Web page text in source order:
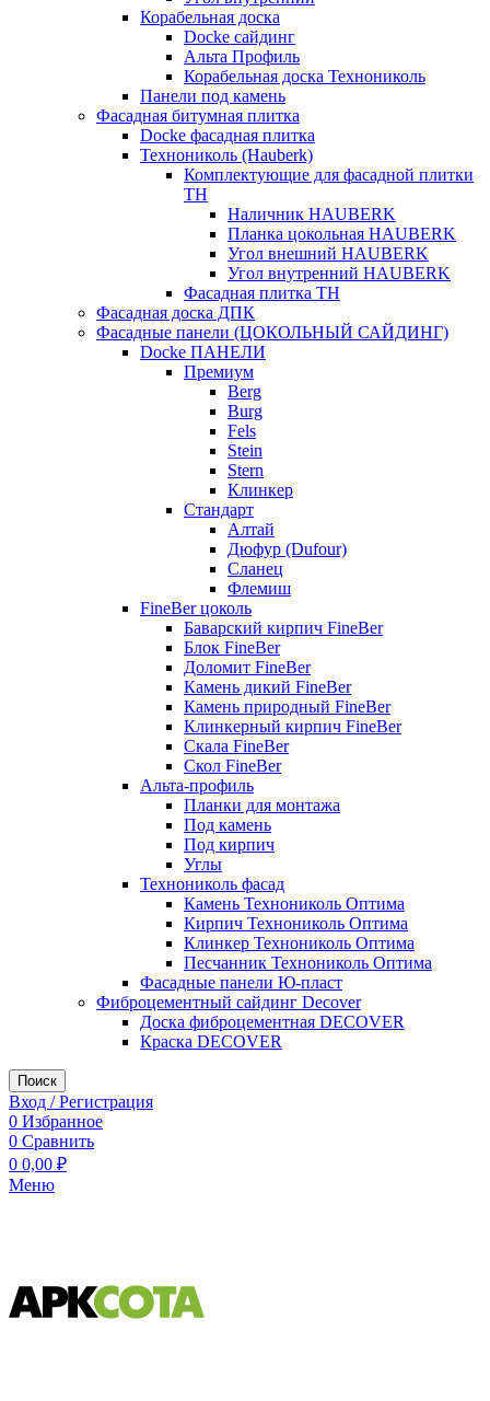
Корабельная доска
Docke сайдинг
Альта Профиль
Корабельная доска Технониколь
Панели под камень
Фасадная битумная плитка
Docke фасадная плитка
Технониколь (Hauberk)
Комплектующие для фасадной плитки
ТН
Наличник HAUBERK
Планка цокольная HAUBERK
Угол внешний HAUBERK
Угол внутренний HAUBERK
Фасадная плитка ТН
Фасадная доска ДПК
Фасадные панели (ЦОКОЛЬНЫЙ САЙДИНГ)
Docke ПАНЕЛИ
Премиум
Berg
Burg
Fels
Stein
Stern
Клинкер
Стандарт
Алтай
Дюфур (Dufour)
Сланец
Флемиш
FineBer цоколь
Баварский кирпич FineBer
Блок FineBer
Доломит FineBer
Камень дикий FineBer
Камень природный FineBer
Клинкерный кирпич FineBer
Скала FineBer
Скол FineBer
Альта-профиль
Планки для монтажа
Под камень
Под кирпич
Углы
Технониколь фасад
Камень Технониколь Оптима
Кирпич Технониколь Оптима
Клинкер Технониколь Оптима
Песчанник Технониколь Оптима
Фасадные панели Ю-пласт
Фиброцементный сайдинг Decover
Доска фиброцементная DECOVER
Краска DECOVER
Поиск
Вход / Регистрация
0 Избранное
0 Сравнить
0 0,00 ₽
Меню